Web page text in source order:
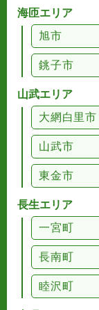
海匝エリア
旭市
銚子市
山武エリア
大網白里市
山武市
東金市
長生エリア
一宮町
長南町
睦沢町